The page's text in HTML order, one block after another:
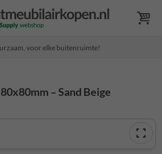
voor elke buitenruimte!
– Sand Beige